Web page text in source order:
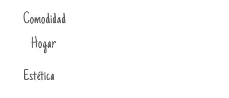
Comodidad
Hogar
Estética